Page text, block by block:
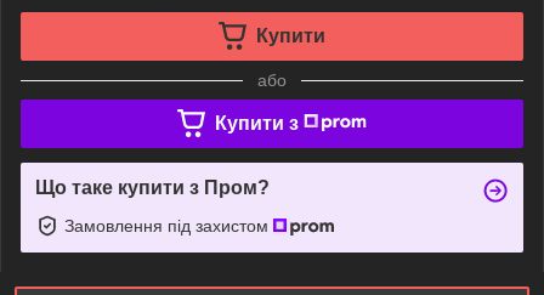
Купити
або
Купити з
Що таке купити з Пром?
Замовлення під захистом